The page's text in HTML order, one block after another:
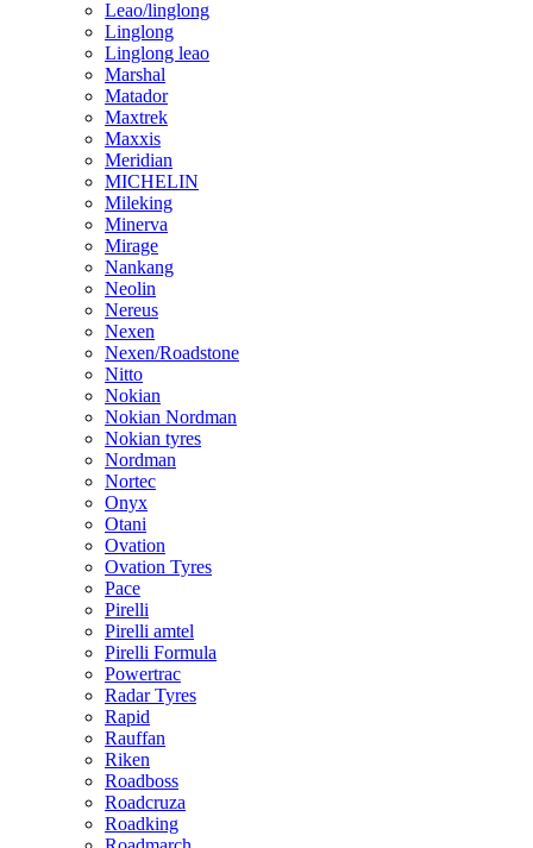
Leao/linglong
Linglong
Linglong leao
Marshal
Matador
Maxtrek
Maxxis
Meridian
MICHELIN
Mileking
Minerva
Mirage
Nankang
Neolin
Nereus
Nexen
Nexen/Roadstone
Nitto
Nokian
Nokian Nordman
Nokian tyres
Nordman
Nortec
Onyx
Otani
Ovation
Ovation Tyres
Pace
Pirelli
Pirelli amtel
Pirelli Formula
Powertrac
Radar Tyres
Rapid
Rauffan
Riken
Roadboss
Roadcruza
Roadking